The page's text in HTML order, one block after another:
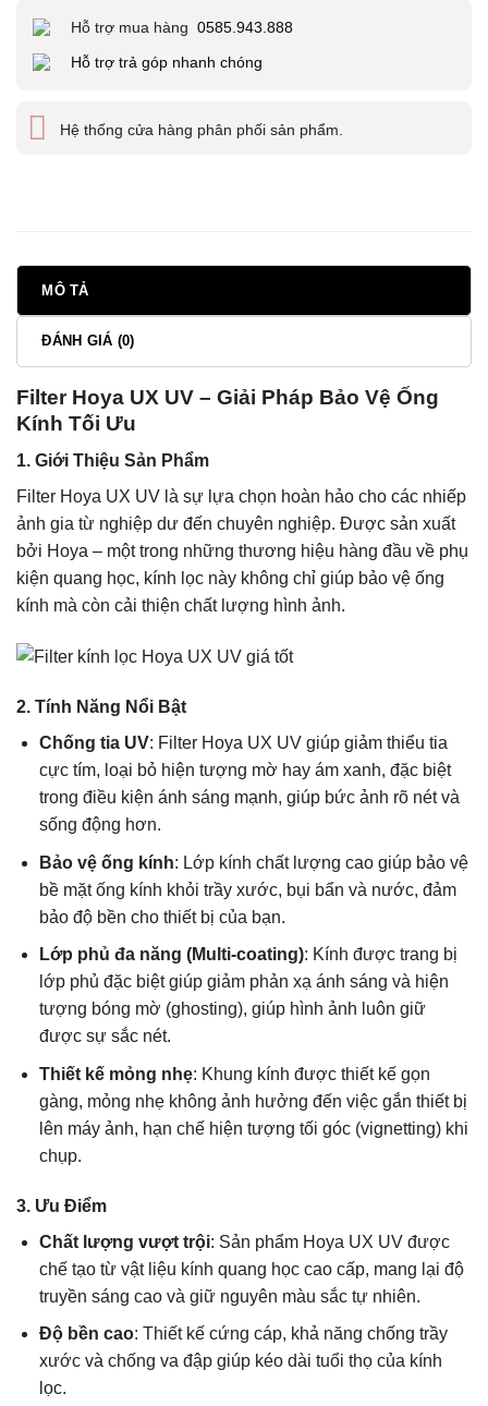
Hỗ trợ mua hàng 0585.943.888
Hỗ trợ trả góp nhanh chóng
Hệ thống cửa hàng phân phối sản phẩm.
MÔ TẢ
ĐÁNH GIÁ (0)
Filter Hoya UX UV – Giải Pháp Bảo Vệ Ống
Kính Tối Ưu
1. Giới Thiệu Sản Phẩm
Filter Hoya UX UV là sự lựa chọn hoàn hảo cho các nhiếp
ảnh gia từ nghiệp dư đến chuyên nghiệp. Được sản xuất
bởi Hoya – một trong những thương hiệu hàng đầu về phụ
kiện quang học, kính lọc này không chỉ giúp bảo vệ ống
kính mà còn cải thiện chất lượng hình ảnh.
2. Tính Năng Nổi Bật
Chống tia UV: Filter Hoya UX UV giúp giảm thiểu tia
cực tím, loại bỏ hiện tượng mờ hay ám xanh, đặc biệt
trong điều kiện ánh sáng mạnh, giúp bức ảnh rõ nét và
sống động hơn.
Bảo vệ ống kính: Lớp kính chất lượng cao giúp bảo vệ
bề mặt ống kính khỏi trầy xước, bụi bẩn và nước, đảm
bảo độ bền cho thiết bị của bạn.
Lớp phủ đa năng (Multi-coating): Kính được trang bị
lớp phủ đặc biệt giúp giảm phản xạ ánh sáng và hiện
tượng bóng mờ (ghosting), giúp hình ảnh luôn giữ
được sự sắc nét.
Thiết kế mỏng nhẹ: Khung kính được thiết kế gọn
gàng, mỏng nhẹ không ảnh hưởng đến việc gắn thiết bị
lên máy ảnh, hạn chế hiện tượng tối góc (vignetting) khi
chụp.
3. Ưu Điểm
Chất lượng vượt trội: Sản phẩm Hoya UX UV được
chế tạo từ vật liệu kính quang học cao cấp, mang lại độ
truyền sáng cao và giữ nguyên màu sắc tự nhiên.
Độ bền cao: Thiết kế cứng cáp, khả năng chống trầy
xước và chống va đập giúp kéo dài tuổi thọ của kính
lọc.